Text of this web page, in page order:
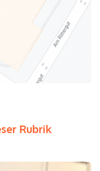
Rubrik